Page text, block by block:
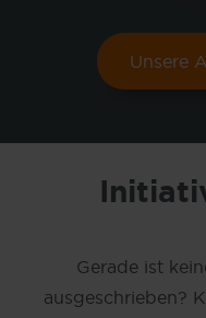
Unsere
Gerade ist
ausgeschrieben?